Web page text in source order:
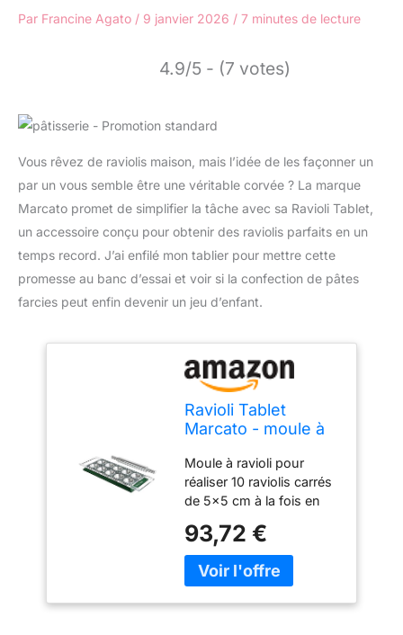
Par Francine Agato / 9 janvier 2026 / 7 minutes de lecture
4.9/5 - (7 votes)
Vous rêvez de raviolis maison, mais l’idée de les façonner un
par un vous semble être une véritable corvée ? La marque
Marcato promet de simplifier la tâche avec sa Ravioli Tablet,
un accessoire conçu pour obtenir des raviolis parfaits en un
temps record. J’ai enfilé mon tablier pour mettre cette
promesse au banc d’essai et voir si la confection de pâtes
farcies peut enfin devenir un jeu d’enfant.
Ravioli Tablet
Marcato - moule à
Moule à ravioli pour
réaliser 10 raviolis carrés
de 5x5 cm à la fois en
pâtisserie inclus Réalisé
en alliage d'alluminium
anodisé et coloré avec
93,72 €